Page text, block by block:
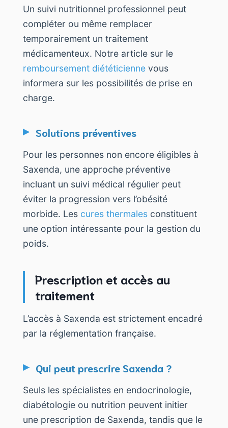
Un suivi nutritionnel professionnel peut
compléter ou même remplacer
temporairement un traitement
médicamenteux. Notre article sur le
remboursement diététicienne vous
informera sur les possibilités de prise en
charge.
Solutions préventives
Pour les personnes non encore éligibles à
Saxenda, une approche préventive
incluant un suivi médical régulier peut
éviter la progression vers l’obésité
morbide. Les cures thermales constituent
une option intéressante pour la gestion du
poids.
Prescription et accès au
traitement
L’accès à Saxenda est strictement encadré
par la réglementation française.
Qui peut prescrire Saxenda ?
Seuls les spécialistes en endocrinologie,
diabétologie ou nutrition peuvent initier
une prescription de Saxenda, tandis que le